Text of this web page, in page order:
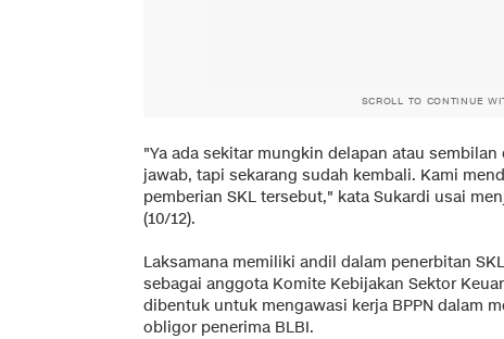
SCROLL TO CONTINUE
"Ya ada sekitar mungkin delapan atau
jawab, tapi sekarang sudah kembali. Kami
pemberian SKL tersebut," kata Sukardi usai
(10/12).
Laksamana memiliki andil dalam penerbitan
sebagai anggota Komite Kebijakan Sektor
dibentuk untuk mengawasi kerja BPPN dalam
obligor penerima BLBI.